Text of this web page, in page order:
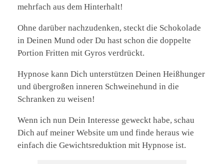
mehrfach aus dem Hinterhalt!
Ohne darüber nachzudenken, steckt die Schokolade
in Deinen Mund oder Du hast schon die doppelte
Portion Fritten mit Gyros verdrückt.
Hypnose kann Dich unterstützen Deinen Heißhunger
und übergroßen inneren Schweinehund in die
Schranken zu weisen!
Wenn ich nun Dein Interesse geweckt habe, schau
Dich auf meiner Website um und finde heraus wie
einfach die Gewichtsreduktion mit Hypnose ist.